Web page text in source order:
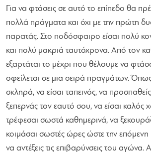
Για να φτάσεις σε αυτό το επίπεδο θα
πολλά πράγματα και όχι με την πρώτη
παρατάς. Στο ποδόσφαιρο είσαι πολύ
και πολύ μακριά ταυτόχρονα. Από τον
εξαρτάται το μέχρι που θέλουμε να
οφείλεται σε μια σειρά πραγμάτων.
σκληρά, να είσαι ταπεινός, να
ξεπερνάς τον εαυτό σου, να είσαι καλός
τρέφεσαι σωστά καθημερινά, να
κοιμάσαι σωστές ώρες ώστε την
να αντέξεις τις επιβαρύνσεις του